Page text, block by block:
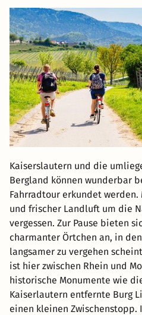
Kaiserslautern und die
Bergland können wunderbar
Fahrradtour erkundet
und frischer Landluft um die
vergessen. Zur Pause bieten
charmanter Örtchen an, in
langsamer zu vergehen
ist hier zwischen Rhein und
historische Monumente wie
Kaiserlautern entfernte Burg
einen kleinen Zwischenstopp.